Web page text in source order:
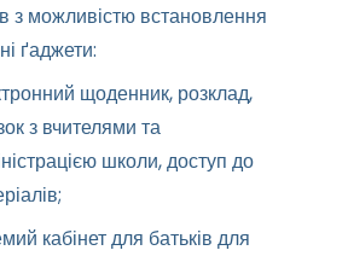
з можливістю встановлення
ґаджети:
щоденник, розклад,
з вчителями та
школи, доступ до
кабінет для батьків для